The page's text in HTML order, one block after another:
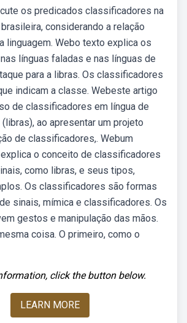
os predicados classificadores na
considerando a relação
linguagem. Webo texto explica os
línguas faladas e nas línguas de
para a libras. Os classificadores
indicam a classe. Webeste artigo
de classificadores em língua de
ao apresentar um projeto
de classificadores,. Webum
o conceito de classificadores
como libras, e seus tipos,
Os classificadores são formas
sinais, mímica e classificadores. Os
gestos e manipulação das mãos.
coisa. O primeiro, como o
click the button below.
LEARN MORE